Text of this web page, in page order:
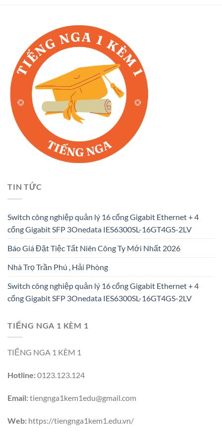
TIN TỨC
Switch công nghiệp quản lý 16 cổng Gigabit Ethernet + 4
cổng Gigabit SFP 3Onedata IES6300SL-16GT4GS-2LV
Báo Giá Đặt Tiệc Tất Niên Công Ty Mới Nhất 2026
Nhà Trọ Trần Phú , Hải Phòng
Switch công nghiệp quản lý 16 cổng Gigabit Ethernet + 4
cổng Gigabit SFP 3Onedata IES6300SL-16GT4GS-2LV
TIẾNG NGA 1 KÈM 1
TIẾNG NGA 1 KÈM 1
Hotline:0123.123.124
Email:tiengnga1kem1edu@gmail.com
Web: https://tiengnga1kem1.edu.vn/